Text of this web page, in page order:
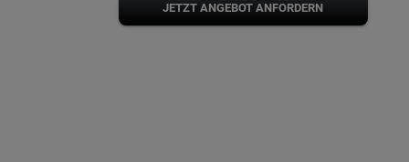
JETZT ANGEBOT ANFORDERN